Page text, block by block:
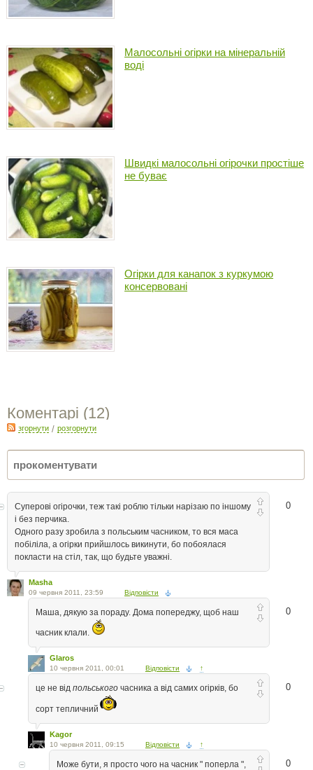
Малосольні огірки на мінеральній
воді
Швидкі малосольні огірочки простіше
не буває
Огірки для канапок з куркумою
консервовані
Коментарі (12)
згорнути / розгорнути
0
Суперові огірочки, теж такі роблю тільки нарізаю по іншому
і без перчика.
Одного разу зробила з польським часником, то вся маса
побіліла, а огірки прийшлось викинути, бо побоялася
покласти на стіл, так, що будьте уважні.
Masha
09 червня 2011, 23:59 Відповісти
0
Маша, дякую за пораду. Дома попереджу, щоб наш
часник клали.
Glaros
10 червня 2011, 00:01 Відповісти ↑
0
це не від польського часника а від самих огірків, бо
сорт тепличний
Kagor
10 червня 2011, 09:15 Відповісти ↑
0
Може бути, я просто чого на часник " поперла ",